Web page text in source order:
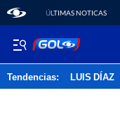
ÚLTIMAS NOTICAS
Tendencias: LUIS DÍAZ